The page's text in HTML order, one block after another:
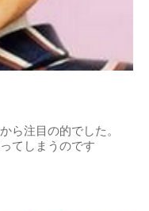
ら注目の的でした。
てしまうのです